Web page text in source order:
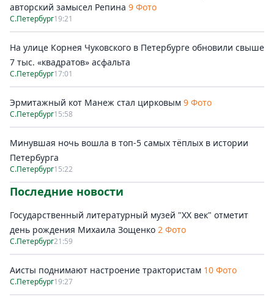
авторский замысел Репина 9 Фото
С.Петербург19:21
На улице Корнея Чуковского в Петербурге обновили свыше
7 тыс. «квадратов» асфальта
С.Петербург17:01
Эрмитажный кот Манеж стал цирковым 9 Фото
С.Петербург15:58
Минувшая ночь вошла в топ-5 самых тёплых в истории
Петербурга
С.Петербург15:22
Последние новости
Государственный литературный музей "ХХ век" отметит
день рождения Михаила Зощенко 2 Фото
С.Петербург21:59
Аисты поднимают настроение трактористам 10 Фото
С.Петербург19:27